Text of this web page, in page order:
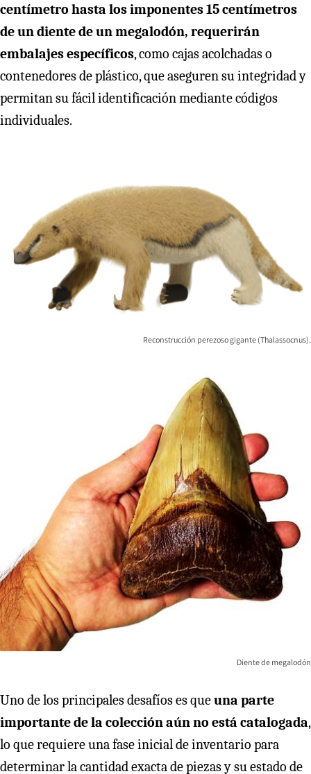
centímetro hasta los imponentes 15 centímetros
de un diente de un megalodón, requerirán
embalajes específicos, como cajas acolchadas o
contenedores de plástico, que aseguren su integridad y
permitan su fácil identificación mediante códigos
individuales.
Reconstrucción perezoso gigante (Thalassocnus).
Diente de megalodón
Uno de los principales desafíos es queuna parte
importante de la colección aún no está catalogada,
lo que requiere una fase inicial de inventario para
determinar la cantidad exacta de piezas y su estado de